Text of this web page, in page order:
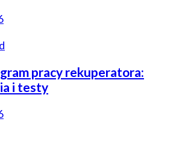
pracy rekuperatora:
i testy